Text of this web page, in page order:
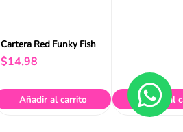
Cartera Red Funky Fish
$14,98
Añadir al carrito Añadir al